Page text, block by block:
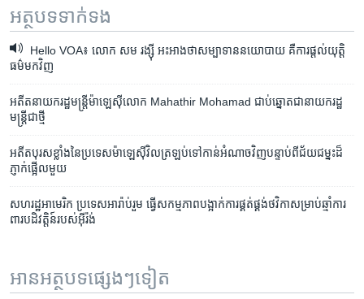
អត្ថបទ​ទាក់ទង
Hello VOA៖ លោក សម រង្ស៊ី អះអាង​ថា​សម្បាទាន​នយោបាយ គឺ​ការផ្តល់​យុត្តិ
ធម៌​មក​វិញ
អតីត​នាយករដ្ឋមន្ត្រី​ម៉ាឡេស៊ី​លោក Mahathir Mohamad ជាប់​ឆ្នោត​ជា​នាយក​រដ្ឋ
មន្ត្រី​ជា​ថ្មី
អតីត​បុរស​ខ្លាំង​នៃប្រទេស​ម៉ាឡេស៊ី​វិលត្រឡប់​ទៅ​កាន់​អំណាច​វិញ​បន្ទាប់​ពី​ជ័យ​ជម្នះ​ដ៏​
ភ្ញាក់​ផ្អើល​មួយ
សហរដ្ឋ​អាមេរិក ​ប្រទេស​អារ៉ាប់​រួម ​ធ្វើ​សកម្មភាព​បង្អាក់​ការ​ផ្គត់​ផ្គង់ថវិកា​សម្រាប់​ឆ្មាំ​ការ​
ពារ​បដិវត្តិន៍​របស់​អ៊ីរ៉ង់
អានអត្ថបទផ្សេងៗទៀត